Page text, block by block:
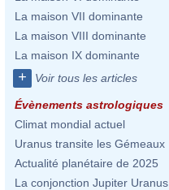
La maison VII dominante
La maison VIII dominante
La maison IX dominante
+ Voir tous les articles
Évènements astrologiques
Climat mondial actuel
Uranus transite les Gémeaux
Actualité planétaire de 2025
La conjonction Jupiter Uranus